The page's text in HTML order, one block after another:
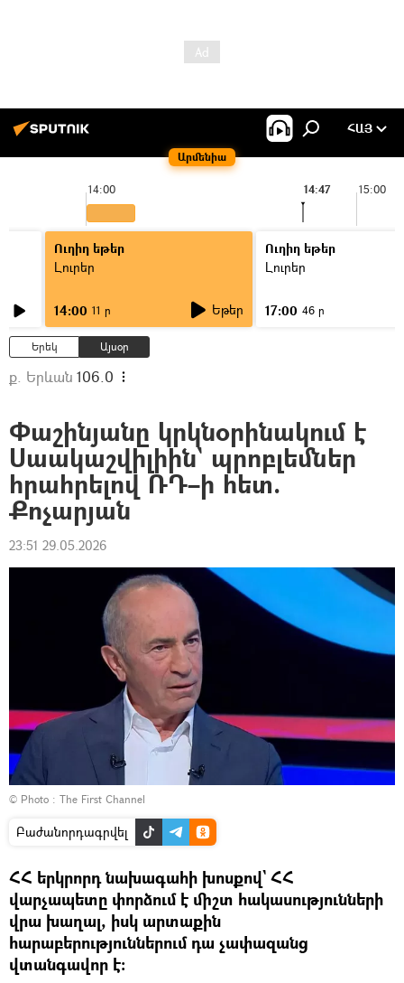
Արմենիա
ՀԱՅ
14:00 15:00
14:47
Ուղիղ եթեր
Լուրեր
14:00 11 ր Եթեր
Ուղիղ եթեր
Լուրեր
17:00 46 ր
Երեկ Այսօր
ք. Երևան 106.0
Փաշինյանը կրկնօրինակում է
Սաակաշվիլիին` պրոբլեմներ
հրահրելով ՌԴ–ի հետ.
Քոչարյան
23:51 29.05.2026
© Photo : The First Channel
Բաժանորդագրվել
ՀՀ երկրորդ նախագահի խոսքով` ՀՀ
վարչապետը փորձում է միշտ հակասությունների
վրա խաղալ, իսկ արտաքին
հարաբերություններում դա չափազանց
վտանգավոր է։